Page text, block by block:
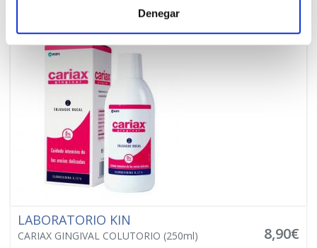
Denegar
LABORATORIO KIN
CARIAX GINGIVAL COLUTORIO (250ml) 8,90€